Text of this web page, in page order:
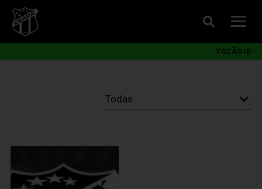
VOZÃO ID